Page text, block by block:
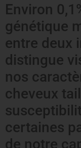
Environ
génétique
entre deux
distingue
nos
cheveux
certaines
de notre